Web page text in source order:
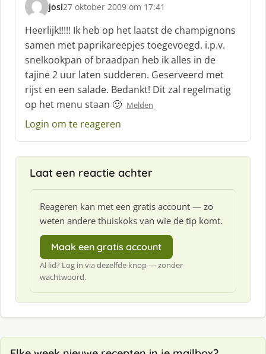
josi
s
c
h
r
e
e
f
27 oktober 2009 om 17:41
Heerlijk!!!!! Ik heb op het laatst de champignons
samen met paprikareepjes toegevoegd. i.p.v.
snelkookpan of braadpan heb ik alles in de
tajine 2 uur laten sudderen. Geserveerd met
rijst en een salade. Bedankt! Dit zal regelmatig
op het menu staan 🙂 Melden
Login om te reageren
Laat een reactie achter
Reageren kan met een gratis account — zo
weten andere thuiskoks van wie de tip komt.
Maak een gratis account
Al lid? Log in via dezelfde knop — zonder
wachtwoord.